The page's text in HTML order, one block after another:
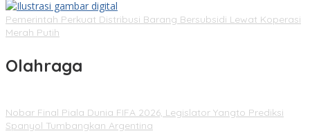
Pemerintah Perkuat Distribusi Barang Bersubsidi Lewat Koperasi
Merah Putih
Olahraga
Nobar Final Piala Dunia FIFA 2026, Legislator Yangto Prediksi
Spanyol Tumbangkan Argentina